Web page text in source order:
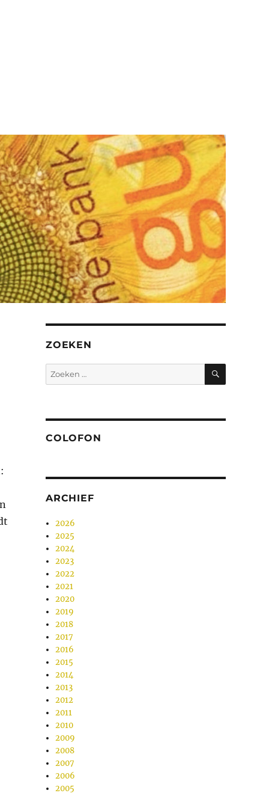
ZOEKEN
Zoeken
naar:
ZOEKEN
COLOFON
ARCHIEF
2026
2025
2024
2023
2022
2021
2020
2019
2018
2017
2016
2015
2014
2013
2012
2011
2010
2009
2008
2007
2006
2005